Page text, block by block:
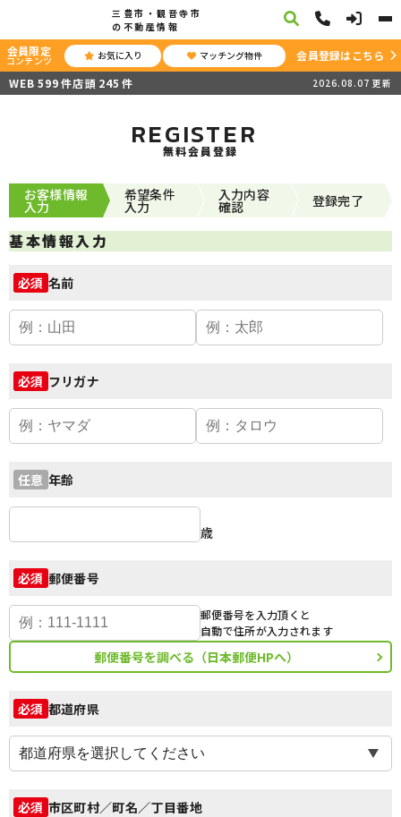
三豊市・観音寺市
の不動産情報
会員限定
コンテンツ お気に入り マッチング物件
会員登録はこちら
WEB 599件店頭 245 件 2026.08.07 更新
REGISTER
無料会員登録
お客様情報
入力
希望条件
入力
入力内容
確認 登録完了
基本情報入力
必須 名前
必須 フリガナ
任意 年齢
歳
必須 郵便番号
郵便番号を入力頂くと
自動で住所が入力されます
郵便番号を調べる（日本郵便HPへ）
必須 都道府県
必須 市区町村／町名／丁目番地